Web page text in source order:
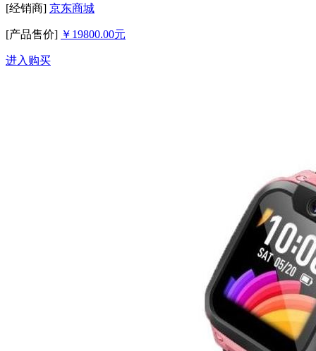
[经销商] 京东商城
[产品售价] ￥19800.00元
进入购买